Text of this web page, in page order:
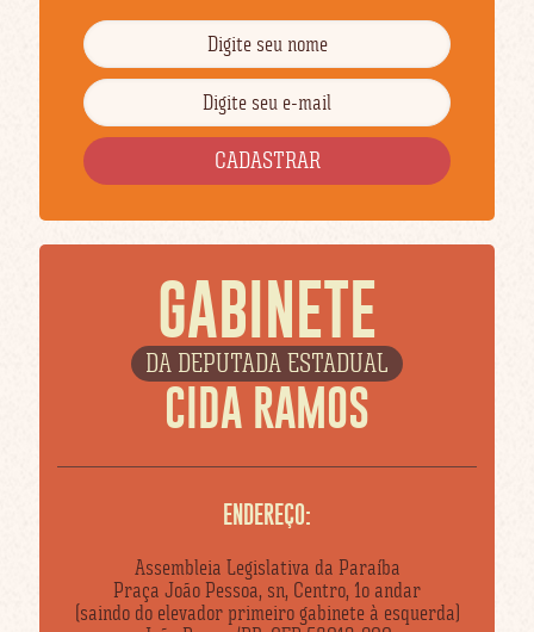
GABINETE
DA DEPUTADA ESTADUAL
CIDA RAMOS
ENDEREÇO:
Assembleia Legislativa da Paraíba
Praça João Pessoa, sn, Centro, 1o andar
(saindo do elevador primeiro gabinete à esquerda)